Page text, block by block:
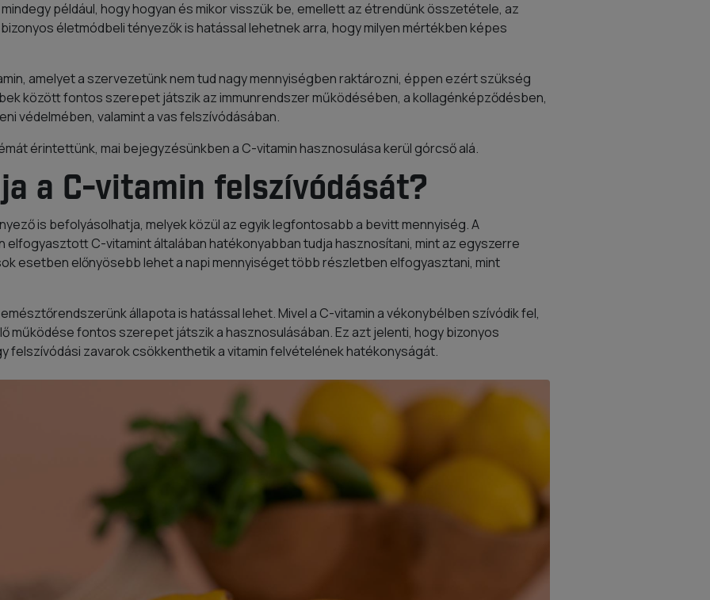
például, hogy hogyan és mikor visszük be, emellett az étrendünk összetétele, az
életmódbeli tényezők is hatással lehetnek arra, hogy milyen mértékben képes
amelyet a szervezetünk nem tud nagy mennyiségben raktározni, éppen ezért szükség
között fontos szerepet játszik az immunrendszer működésében, a kollagénképződésben,
védelmében, valamint a vas felszívódásában.
érintettünk, mai bejegyzésünkben a C-vitamin hasznosulása kerül górcső alá.
a C-vitamin felszívódását?
is befolyásolhatja, melyek közül az egyik legfontosabb a bevitt mennyiség. A
elfogyasztott C-vitamint általában hatékonyabban tudja hasznosítani, mint az egyszerre
esetben előnyösebb lehet a napi mennyiséget több részletben elfogyasztani, mint
állapota is hatással lehet. Mivel a C-vitamin a vékonybélben szívódik fel,
működése fontos szerepet játszik a hasznosulásában. Ez azt jelenti, hogy bizonyos
felszívódási zavarok csökkenthetik a vitamin felvételének hatékonyságát.